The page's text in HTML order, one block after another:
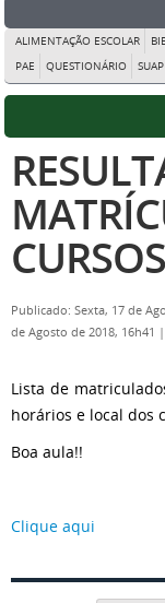
ALIMENTAÇÃO ESCOLAR
PAE
QUESTIONÁRIO SUAP
Publicado: Sexta, 17 de
de Agosto de 2018, 16h41 |
Lista de
horários e local dos
Boa aula!!
Clique aqui